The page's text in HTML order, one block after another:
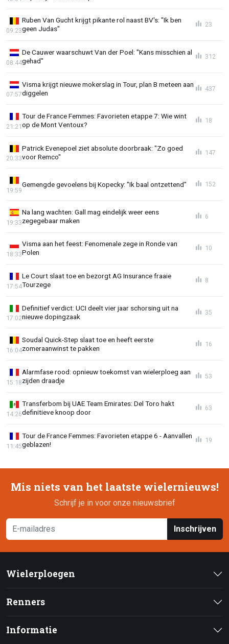
Ruben Van Gucht krijgt pikante rol naast BV's: "Ik ben
geen Judas"
09:23
23
De Cauwer waarschuwt Van der Poel: "Kans misschien al
gehad"
08:44
312
Visma krijgt nieuwe mokerslag in Tour, plan B meteen aan
diggelen
07:57
437
Tour de France Femmes: Favorieten etappe 7: Wie wint
op de Mont Ventoux?
21:21
18
Patrick Evenepoel ziet absolute doorbraak: "Zo goed
voor Remco"
20:33
147
Gemengde gevoelens bij Kopecky: "Ik baal ontzettend"
19:59
152
Na lang wachten: Gall mag eindelijk weer eens
zegegebaar maken
19:33
6
Visma aan het feest: Fenomenale zege in Ronde van
Polen
18:33
10
Le Court slaat toe en bezorgt AG Insurance fraaie
Tourzege
17:54
8
Definitief verdict: UCI deelt vier jaar schorsing uit na
nieuwe dopingzaak
17:02
35
Soudal Quick-Step slaat toe en heeft eerste
zomeraanwinst te pakken
16:04
16
Alarmfase rood: opnieuw toekomst van wielerploeg aan
zijden draadje
15:18
53
Transferbom bij UAE Team Emirates: Del Toro hakt
definitieve knoop door
14:26
63
Tour de France Femmes: Favorieten etappe 6 - Aanvallen
geblazen!
11:45
19
Mis niets van het laatste wielernieuws!
Schrijf je in voor onze nieuwsbrief
Inschrijven
Wielerploegen
Renners
Informatie